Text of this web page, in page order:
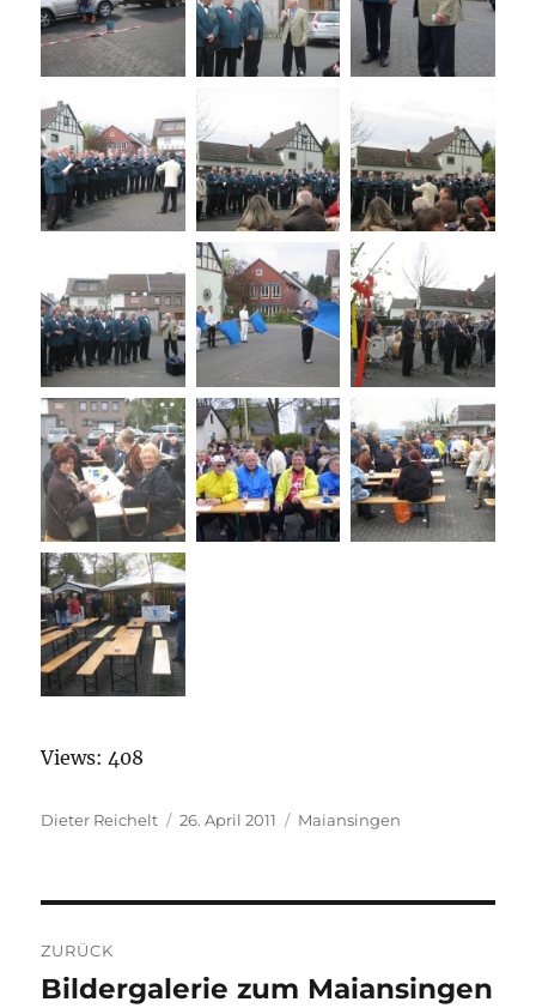
Views: 408
Autor
Dieter Reichelt
Veröffentlicht
26. April 2011 Kategorien
Maiansingen
ZURÜCK
Vorheriger
Bildergalerie zum Maiansingen